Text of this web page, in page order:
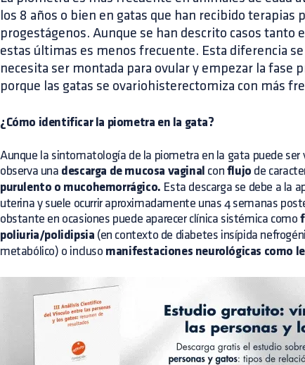
los 8 años o bien en gatas que han recibido terapias
progestágenos. Aunque se han descrito casos tanto
estas últimas es menos frecuente. Esta diferencia
necesita ser montada para ovular y empezar la fase
porque las gatas se ovariohisterectomiza con más
¿Cómo identificar la piometra en la gata?
Aunque la sintomatología de la piometra en la gata puede ser
observa una descarga de mucosa vaginal con flujo de
purulento o mucohemorrágico. Esta descarga se debe a la
uterina y suele ocurrir aproximadamente unas 4 semanas
obstante en ocasiones puede aparecer clínica sistémica como
poliuria/polidipsia (en contexto de diabetes insípida
metabólico) o incluso manifestaciones neurológicas como